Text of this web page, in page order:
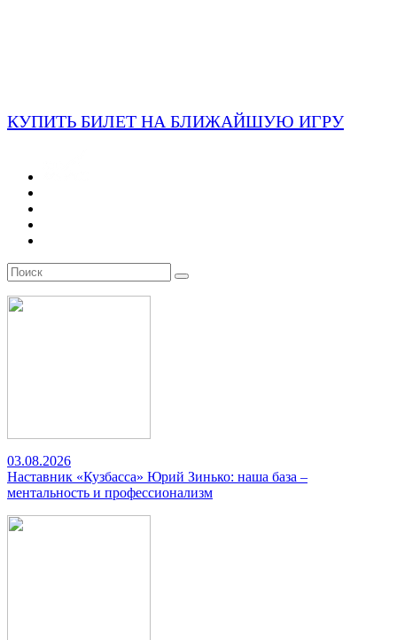
КУПИТЬ БИЛЕТ НА БЛИЖАЙШУЮ ИГРУ
03.08.2026
Наставник «Кузбасса» Юрий Зинько: наша база –
ментальность и профессионализм